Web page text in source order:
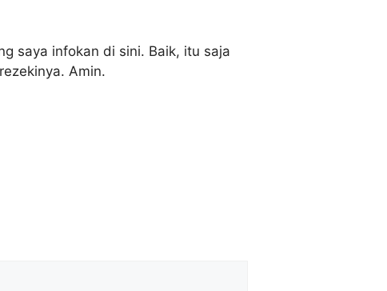
saya infokan di sini. Baik, itu saja
Amin.